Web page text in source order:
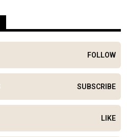
FOLLOW
SUBSCRIBE
LIKE